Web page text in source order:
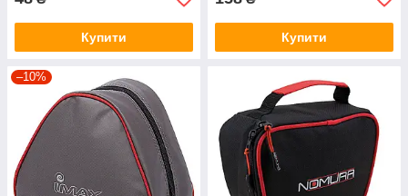
Купити Купити
–10%